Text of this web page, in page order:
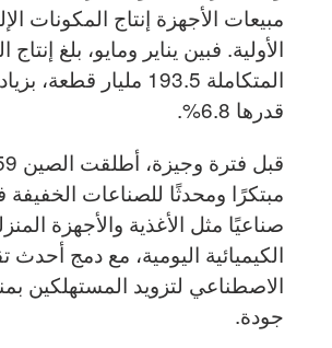
مبيعات الأجهزة إنتاج المكونات
الأولية. فبين يناير ومايو، بلغ إنتاج
المتكاملة 193.5 مليار
قدرها 6.8%.
صناعيًا مثل الأغذية والأجهزة
الكيميائية اليومية، مع دمج أحدث
الاصطناعي لتزويد المستهلكين
جودة.